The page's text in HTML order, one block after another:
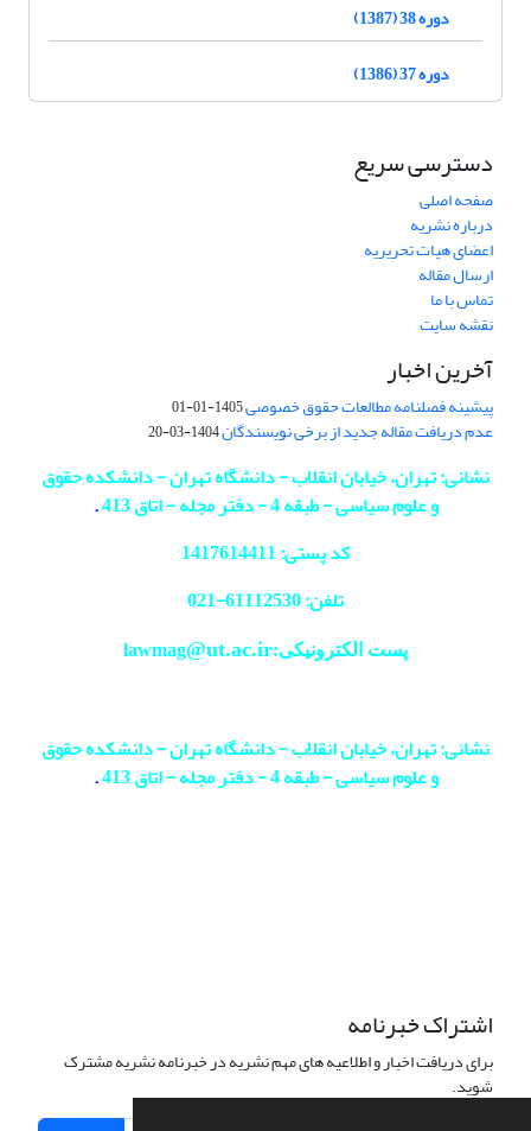
دوره 38 (1387)
دوره 37 (1386)
دسترسی سریع
صفحه اصلی
درباره نشریه
اعضای هیات تحریریه
ارسال مقاله
تماس با ما
نقشه سایت
آخرین اخبار
پیشینه فصلنامه مطالعات حقوق خصوصی1405-01-01
عدم دریافت مقاله جدید از برخی نویسندگان1404-03-20
نشانی: تهران، خیابان انقلاب - دانشگاه تهران - دانشکده حقوق
و علوم سیاسی - طبقه 4 - دفتر مجله - اتاق 413
.
کد پستی: 1417614411
تلفن: 61112530-
021
پست الکترونیکی:lawmag@ut.ac.ir
نشانی: تهران، خیابان انقلاب - دانشگاه تهران - دانشکده حقوق
و علوم سیاسی - طبقه 4 - دفتر مجله - اتاق 413
.
اشتراک خبرنامه
برای دریافت اخبار و اطلاعیه های مهم نشریه در خبرنامه نشریه مشترک
شوید.